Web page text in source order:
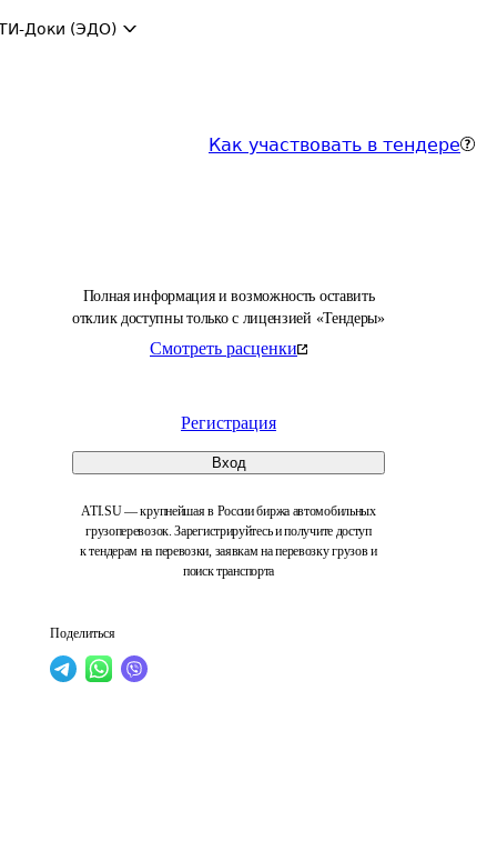
Доки (ЭДО)
Как участвовать в тендере
Полная информация и возможность оставить
отклик доступны только с лицензией «Тендеры»
Смотреть расценки
Регистрация
Вход
ATI.SU — крупнейшая в России биржа автомобильных
грузоперевозок. Зарегистрируйтесь и получите доступ
к тендерам на перевозки, заявкам на перевозку грузов и
поиск транспорта
Поделиться